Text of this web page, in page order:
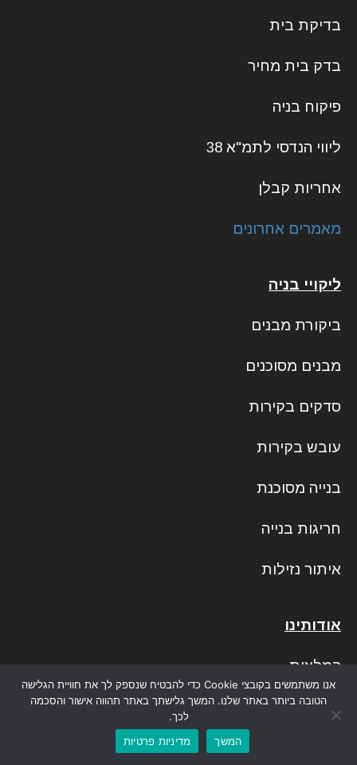
בדיקת בית
בדק בית מחיר
פיקוח בניה
ליווי הנדסי לתמ"א 38
אחריות קבלן
מאמרים אחרונים
ליקויי בניה
ביקורת מבנים
מבנים מסוכנים
סדקים בקירות
עובש בקירות
בנייה מסוכנת
חריגות בנייה
איתור נזילות
אודותינו
המלצות
מחירון
חוות דעת הנדסית
אנו משתמשים בקובצי Cookie כדי להבטיח שנספק לך את חוויית הגלישה
הטובה ביותר באתר שלנו. המשך גלישתך באתר תהווה אישור והסכמה
לכך.
המשך
מדיניות פרטיות